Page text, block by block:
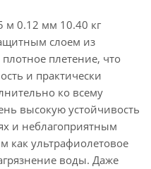
м 0.12 мм 10.40 кг
слоем из
плетение, что
и практически
ко всему
высокую устойчивость
и неблагоприятным
как ультрафиолетовое
воды. Даже